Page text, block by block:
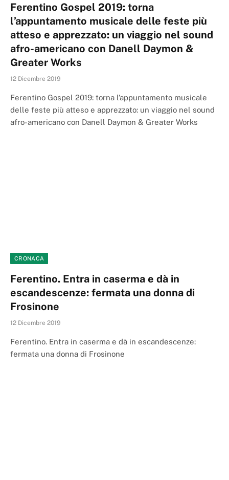
Ferentino Gospel 2019: torna
l’appuntamento musicale delle feste più
atteso e apprezzato: un viaggio nel sound
afro-americano con Danell Daymon &
Greater Works
12 Dicembre 2019
Ferentino Gospel 2019: torna l’appuntamento musicale
delle feste più atteso e apprezzato: un viaggio nel sound
afro-americano con Danell Daymon & Greater Works
CRONACA
Ferentino. Entra in caserma e dà in
escandescenze: fermata una donna di
Frosinone
12 Dicembre 2019
Ferentino. Entra in caserma e dà in escandescenze:
fermata una donna di Frosinone